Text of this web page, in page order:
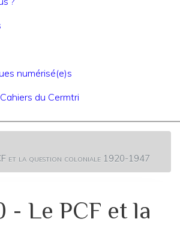
numérisé(e)s
du Cermtri
et la question coloniale 1920-1947
- Le PCF et la